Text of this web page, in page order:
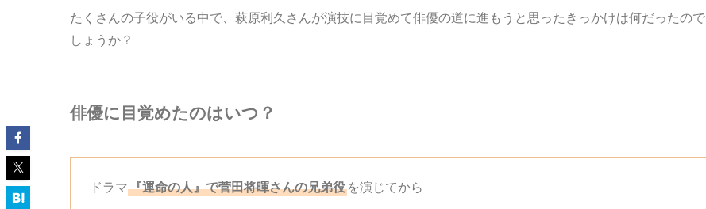
たくさんの子役がいる中で、萩原利久さんが演技に目覚めて俳優の道に進もうと思ったきっかけは何だったので
しょうか？
俳優に目覚めたのはいつ？
ドラマ『運命の人』で菅田将暉さんの兄弟役 を演じてから